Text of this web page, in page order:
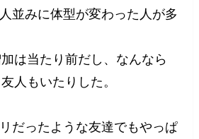
並みに体型が変わった人が多
は当たり前だし、なんなら
人もいたりした。
だったような友達でもやっぱ